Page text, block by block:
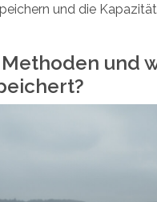
und die
und